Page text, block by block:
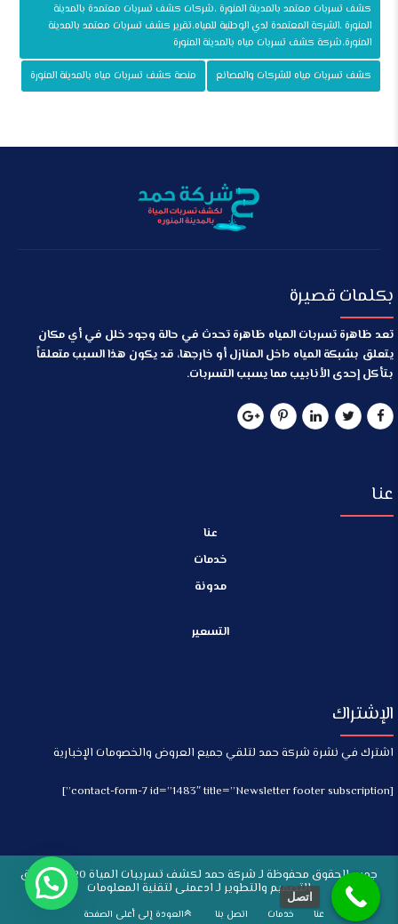
كشف تسربات معتمد بالمدينة المنورة ،شركات كشف تسربات معتمدة بالمدينة
المنورة ،الشركة المعتمدة لدي الوطنية للمياه،تقرير كشف تسربات معتمد بالمدينة
المنورة،شركة كشف تسربات مياه بالمدينة المنورة
كشف تسربات مياه للشركات والمصانع منصة كشف تسربات مياه بالمدينة المنورة
بكلمات قصيرة
تعد ظاهرة تسربات المياه ظاهرة تحدث في حالة وجود خلل في أي مكان
يتعلق بشبكة المياه داخل المنازل أو خارجها، قد يكون هذا السبب متعلقاً
بتأكل إحدى الأنابيب مما يسبب التسربات.
عنا
عنا
خدمات
مدونة
التسعير
الإشتراك
اشترك في نشرة شركة حمد لتلقي جميع العروض والخصومات الإخبارية
[contact-form-7 id=”1483″ title=”Newsletter footer subscription”]
جميع الحقوق محفوظة لـ شركة حمد لكشف تسريبات المياة 2020 - حقوق
التصميم والتطوير لـ ادعمنى لتقنية المعلومات
عنا خدمات اتصل بنا العودة إلى أعلى الصفحة
اتصل